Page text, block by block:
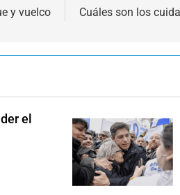
y vuelco
Cuáles son los
el